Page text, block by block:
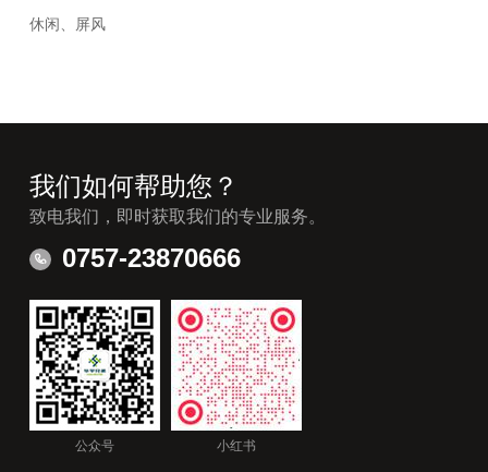
休闲、屏风
我们如何帮助您？
致电我们，即时获取我们的专业服务。
0757-23870666
公众号 小红书